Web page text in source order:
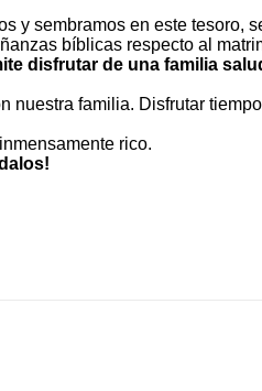
y sembramos en este tesoro,
bíblicas respecto al
disfrutar de una familia
familia. Disfrutar
rico.